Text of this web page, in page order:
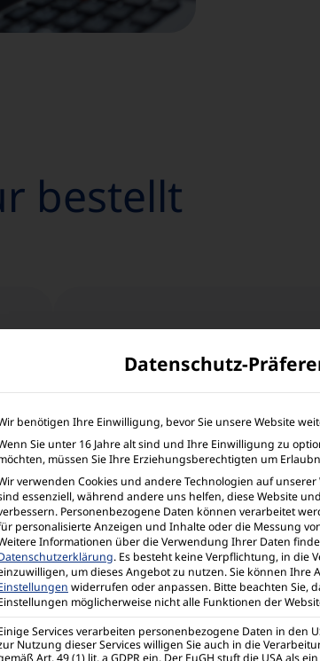
bestellt
Gewünschte
auswählen
Wähle hier unter unseren
Auf Wunsch auch passende
Zubehör oder Software bei
Lehrerprüfangeboten.
Per Rechnung
Datenschutz-
benötigen Ihre Einwilligung, bevor Sie unsere Website
Sie unter 16 Jahre alt sind und Ihre Einwilligung zu
müssen Sie Ihre Erziehungsberechtigten um
verwenden Cookies und andere Technologien auf unserer
essenziell, während andere uns helfen, diese Website
Personenbezogene Daten können verarbeitet
personalisierte Anzeigen und Inhalte oder die Messung
Informationen über die Verwendung Ihrer Daten
. Es besteht keine Verpflichtung, in die
um dieses Angebot zu nutzen.Sie können Ihre
widerrufen oder anpassen. Bitte beachten Sie,
möglicherweise nicht alle Funktionen der
Services verarbeiten personenbezogene Daten in den
Nutzung dieser Services willigen Sie auch in die